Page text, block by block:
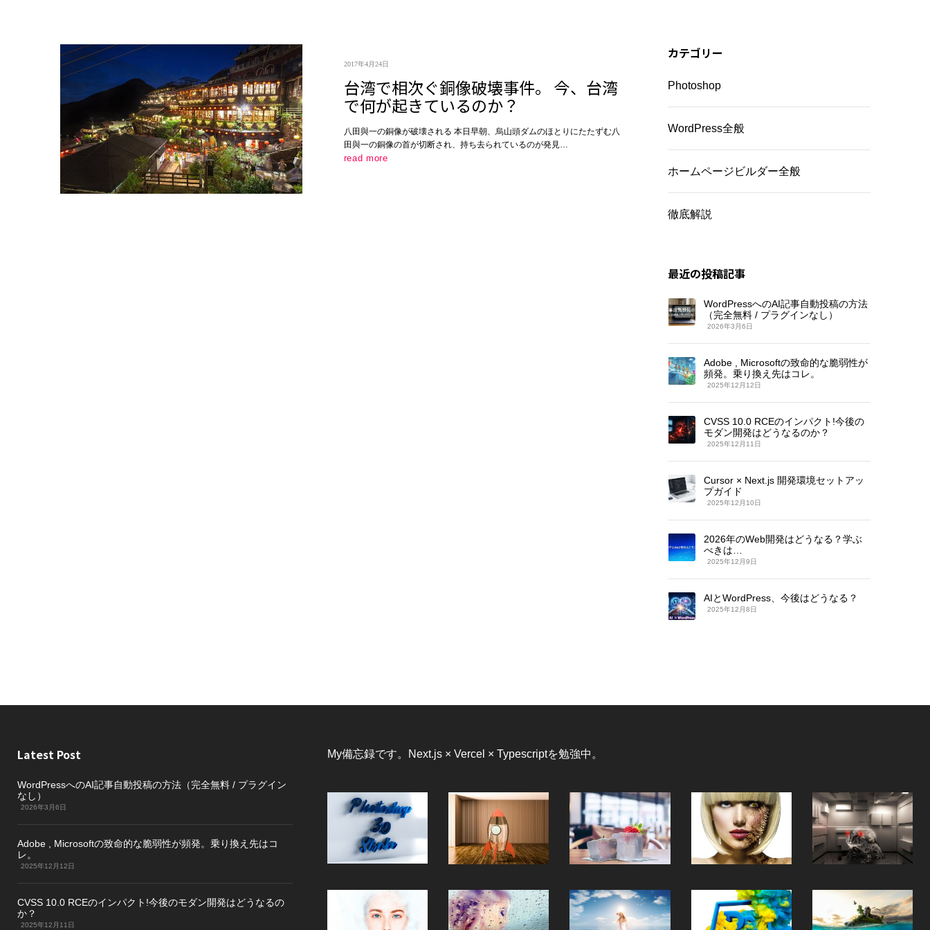
2017年4月24日
台湾で相次ぐ銅像破壊事件。 今、台湾
で何が起きているのか？
八田與一の銅像が破壊される 本日早朝、烏山頭ダムのほとりにたたずむ八
田與一の銅像の首が切断され、持ち去られているのが発見…
read more
カテゴリー
Photoshop
WordPress全般
ホームページビルダー全般
徹底解説
最近の投稿記事
WordPressへのAI記事自動投稿の方法
（完全無料 / プラグインなし）
2026年3月6日
Adobe , Microsoftの致命的な脆弱性が
頻発。乗り換え先はコレ。
2025年12月12日
CVSS 10.0 RCEのインパクト!今後の
モダン開発はどうなるのか？
2025年12月11日
Cursor × Next.js 開発環境セットアッ
プガイド
2025年12月10日
2026年のWeb開発はどうなる？学ぶ
べきは…
2025年12月9日
AIとWordPress、今後はどうなる？
2025年12月8日
Latest Post
WordPressへのAI記事自動投稿の方法（完全無料 / プラグイン
なし）
2026年3月6日
Adobe , Microsoftの致命的な脆弱性が頻発。乗り換え先はコ
レ。
2025年12月12日
CVSS 10.0 RCEのインパクト!今後のモダン開発はどうなるの
か？
2025年12月11日
My備忘録です。Next.js × Vercel × Typescriptを勉強中。